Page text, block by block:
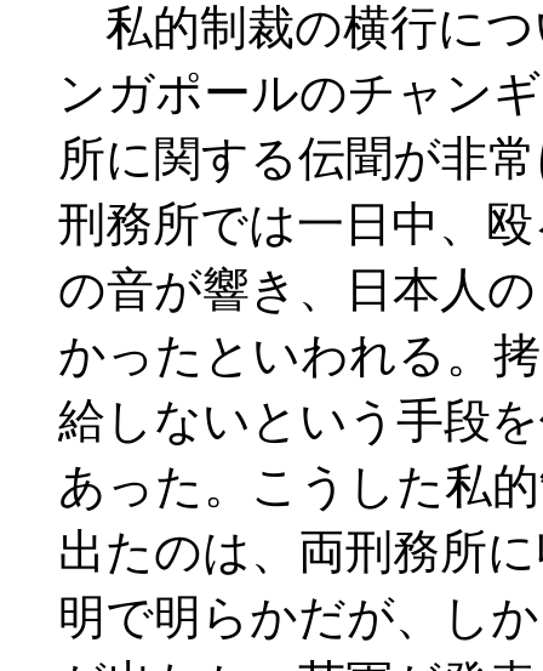
私的制裁の横行に
ンガポールのチャン
所に関する伝聞が非
刑務所では一日中、
の音が響き、日本人
かったといわれる。
給しないという手段
あった。こうした私
出たのは、両刑務所
明で明らかだが、し